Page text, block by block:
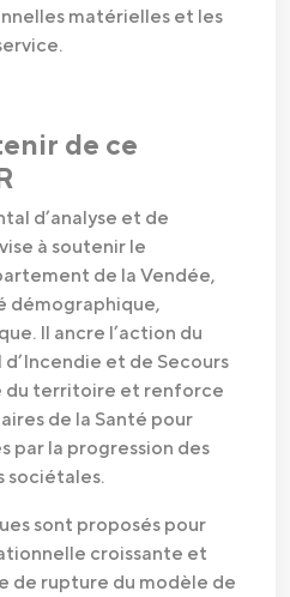
matérielles et les
de ce
d’analyse et de
à soutenir le
de la Vendée,
démographique,
Il ancre l’action du
et de Secours
du territoire et renforce
de la Santé pour
par la progression des
sociétales.
sont proposés pour
croissante et
de rupture du modèle de